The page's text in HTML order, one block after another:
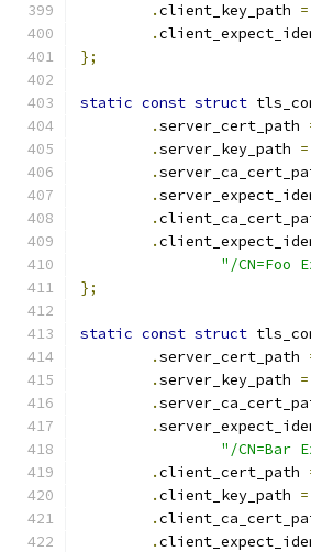
.client_key_path =
.
};
static const struct
.server_cert_path
.server_key_path =
.
.
.
.
"/CN=Foo
};
static const struct
.server_cert_path
.server_key_path =
.
.
"/CN=Bar
.client_cert_path
.client_key_path =
.
.